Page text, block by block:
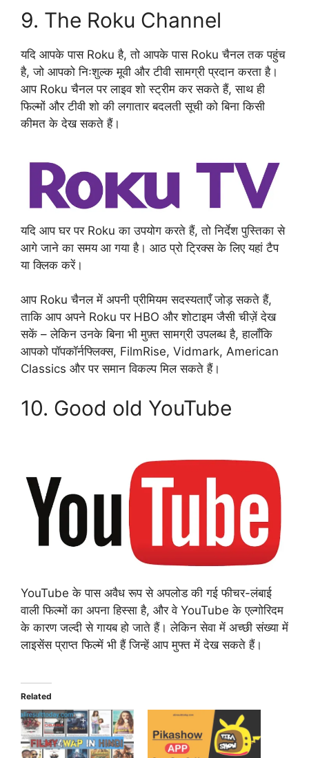
9. The Roku Channel
यदि आपके पास Roku है, तो आपके पास Roku चैनल तक पहुंच
है, जो आपको निःशुल्क मूवी और टीवी सामग्री प्रदान करता है।
आप Roku चैनल पर लाइव शो स्ट्रीम कर सकते हैं, साथ ही
फिल्मों और टीवी शो की लगातार बदलती सूची को बिना किसी
कीमत के देख सकते हैं।
यदि आप घर पर Roku का उपयोग करते हैं, तो निर्देश पुस्तिका से
आगे जाने का समय आ गया है। आठ प्रो ट्रिक्स के लिए यहां टैप
या क्लिक करें।
आप Roku चैनल में अपनी प्रीमियम सदस्यताएँ जोड़ सकते हैं,
ताकि आप अपने Roku पर HBO और शोटाइम जैसी चीज़ें देख
सकें – लेकिन उनके बिना भी मुफ़्त सामग्री उपलब्ध है, हालाँकि
आपको पॉपकॉर्नफ्लिक्स, FilmRise, Vidmark, American
Classics और पर समान विकल्प मिल सकते हैं।
10. Good old YouTube
YouTube के पास अवैध रूप से अपलोड की गई फीचर-लंबाई
वाली फिल्मों का अपना हिस्सा है, और वे YouTube के एल्गोरिदम
के कारण जल्दी से गायब हो जाते हैं। लेकिन सेवा में अच्छी संख्या में
लाइसेंस प्राप्त फिल्में भी हैं जिन्हें आप मुफ्त में देख सकते हैं।
Related